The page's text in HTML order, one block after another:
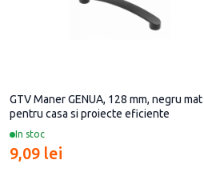
In stoc
GTV Maner GENUA, 128 mm, negru mat
pentru casa si proiecte eficiente
9,09 lei